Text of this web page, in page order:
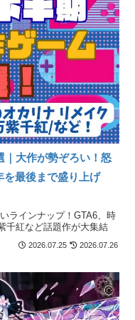
｜大作が勢ぞろい！怒
を最後まで盛り上げ
ラインナップ！GTA6、時
千紅など話題作が大集結
2026.07.25 2026.07.26